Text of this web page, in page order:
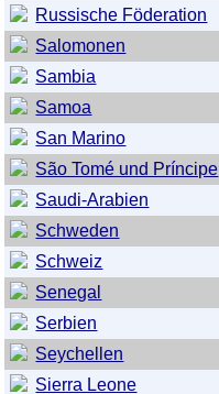
Russische Föderation
Salomonen
Sambia
Samoa
San Marino
São Tomé und Príncipe
Saudi-Arabien
Schweden
Schweiz
Senegal
Serbien
Seychellen
Sierra Leone